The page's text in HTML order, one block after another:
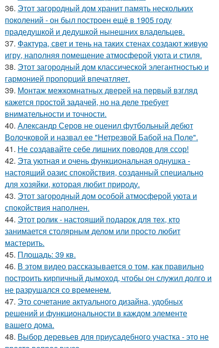
36. Этот загородный дом хранит память нескольких
поколений - он был построен ещё в 1905 году
прадедушкой и дедушкой нынешних владельцев.
37. Фактура, свет и тень на таких стенах создают живую
игру, наполняя помещение атмосферой уюта и стиля.
38. Этот загородный дом классической элегантностью и
гармонией пропорций впечатляет.
39. Монтаж межкомнатных дверей на первый взгляд
кажется простой задачей, но на деле требует
внимательности и точности.
40. Александр Серов не оценил футбольный дебют
Волочковой и назвал ее "Нетрезвой Бабой на Поле".
41. Не создавайте себе лишних поводов для ссор!
42. Эта уютная и очень функциональная однушка -
настоящий оазис спокойствия, созданный специально
для хозяйки, которая любит природу.
43. Этот загородный дом особой атмосферой уюта и
спокойствия наполнен.
44. Этот ролик - настоящий подарок для тех, кто
занимается столярным делом или просто любит
мастерить.
45. Площадь: 39 кв.
46. В этом видео рассказывается о том, как правильно
построить кирпичный дымоход, чтобы он служил долго и
не разрушался со временем.
47. Это сочетание актуального дизайна, удобных
решений и функциональности в каждом элементе
вашего дома.
48. Выбор деревьев для приусадебного участка - это не